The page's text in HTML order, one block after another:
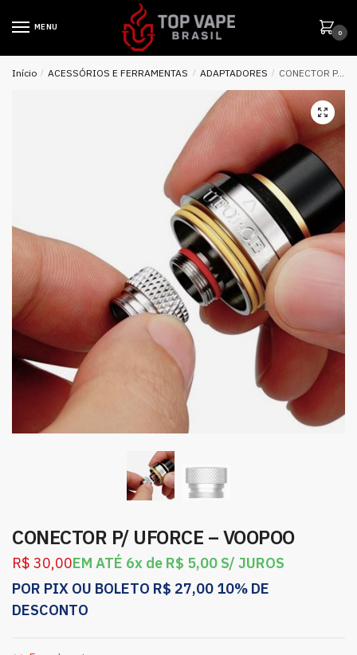
MENU
0
Início / ACESSÓRIOS E FERRAMENTAS / ADAPTADORES / CONECTOR P/ UFORCE – VOOPOO
CONECTOR P/ UFORCE – VOOPOO
R$ 30,00EM ATÉ 6x de R$ 5,00 S/ JUROS
POR PIX OU BOLETO R$ 27,00 10% DE
DESCONTO